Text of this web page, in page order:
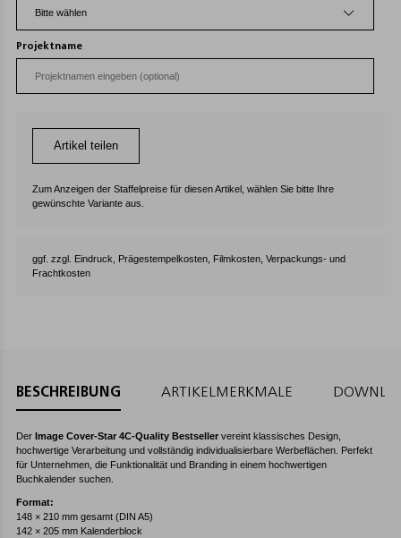
Projektname
Artikel teilen
Zum Anzeigen der Staffelpreise für diesen Artikel, wählen Sie bitte Ihre
gewünschte Variante aus.
ggf. zzgl. Eindruck, Prägestempelkosten, Filmkosten, Verpackungs- und
Frachtkosten
BESCHREIBUNG ARTIKELMERKMALE
Der Image Cover-Star 4C-Quality Bestseller vereint klassisches Design,
hochwertige Verarbeitung und vollständig individualisierbare Werbeflächen. Perfekt
für Unternehmen, die Funktionalität und Branding in einem hochwertigen
Buchkalender suchen.
Format:
148 × 210 mm gesamt (DIN A5)
142 × 205 mm Kalenderblock